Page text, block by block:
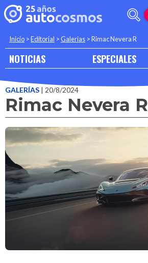
Inicio >Editorial >Galerias >Rimac Nevera R
NOTICIAS ESPECIALES
GALERÍAS | 20/8/2024
Rimac Nevera R